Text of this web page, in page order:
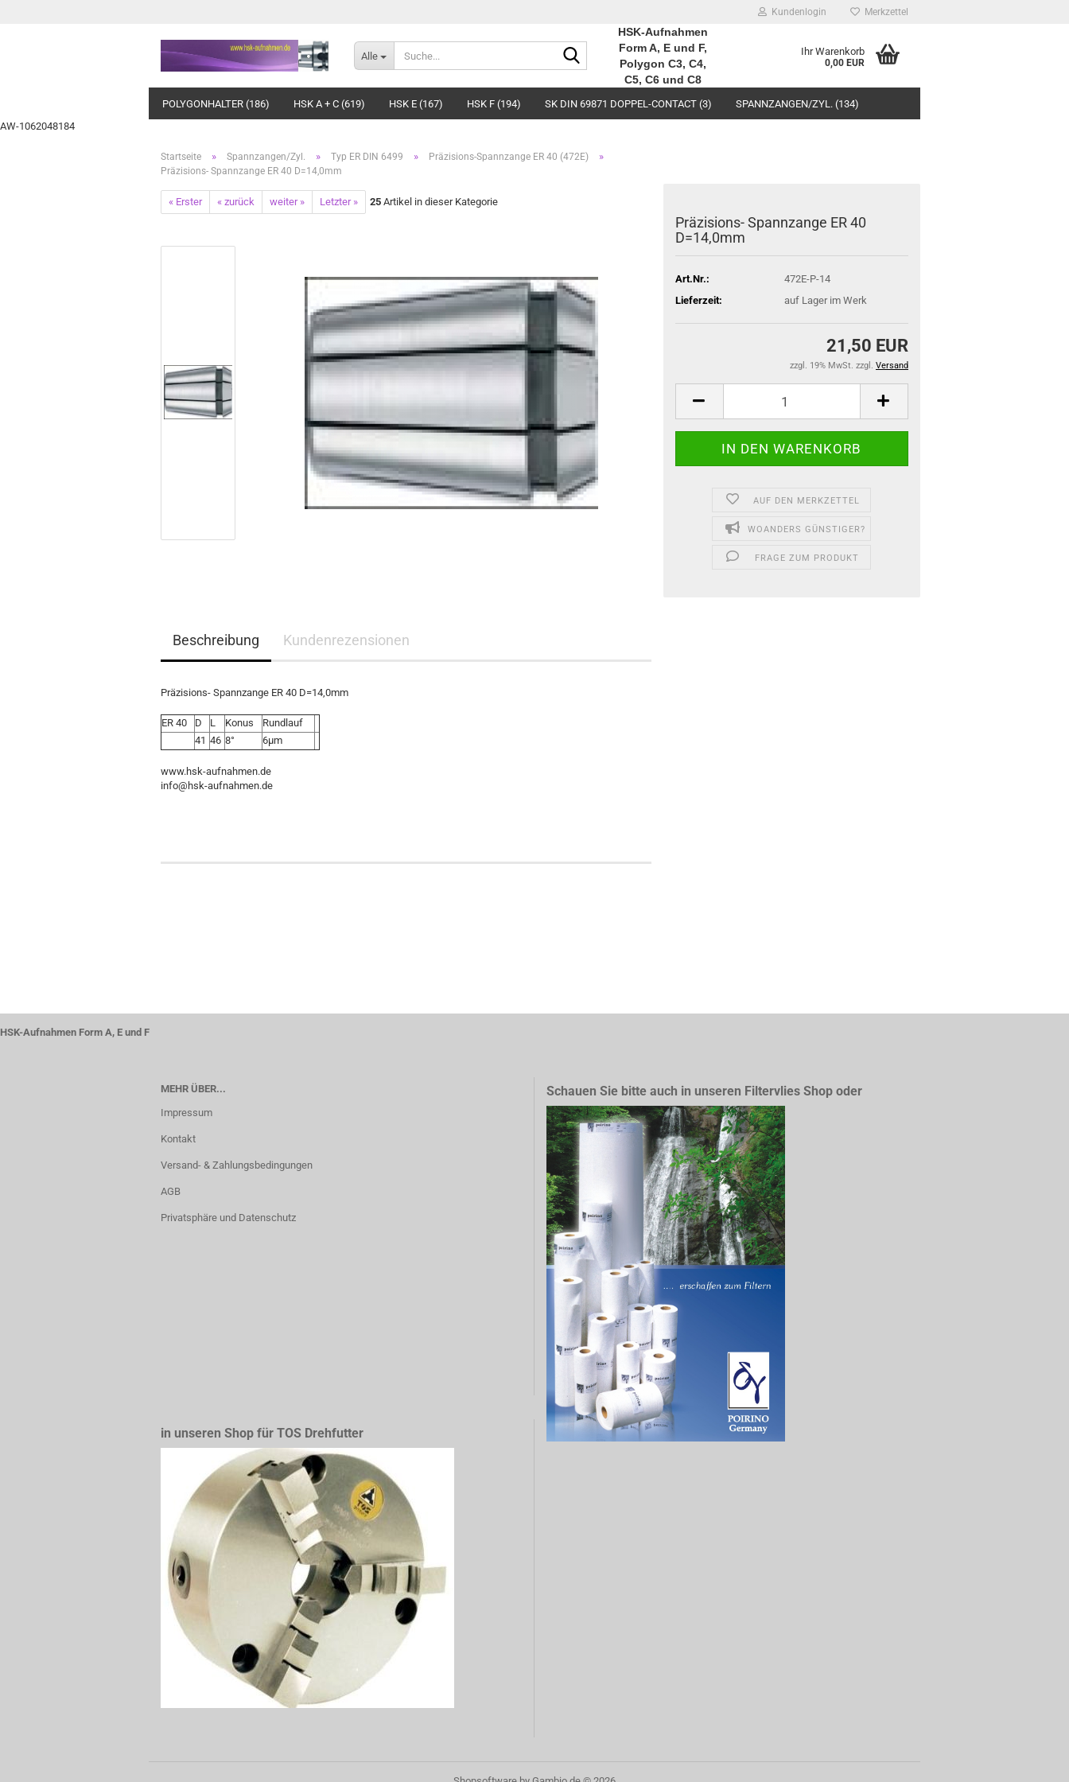
AW-1062048184
Kundenlogin Merkzettel
Alle
Suche...
HSK-Aufnahmen
Form A, E und F,
Polygon C3, C4,
C5, C6 und C8
Ihr Warenkorb
0,00 EUR
POLYGONHALTER (186) HSK A + C (619) HSK E (167) HSK F (194) SK DIN 69871 DOPPEL-CONTACT (3) SPANNZANGEN/ZYL. (134)
Startseite » Spannzangen/Zyl. » Typ ER DIN 6499 » Präzisions-Spannzange ER 40 (472E) »
Präzisions- Spannzange ER 40 D=14,0mm
« Erster « zurück weiter » Letzter » 25 Artikel in dieser Kategorie
Präzisions- Spannzange ER 40
D=14,0mm
Art.Nr.:
472E-P-14
Lieferzeit:
auf Lager im Werk
21,50 EUR
zzgl. 19% MwSt. zzgl. Versand
AUF DEN MERKZETTEL
WOANDERS GÜNSTIGER?
FRAGE ZUM PRODUKT
Beschreibung Kundenrezensionen
Präzisions- Spannzange ER 40 D=14,0mm
ER 40 D L Konus
Rundlauf
41 46 8° 6µm
www.hsk-aufnahmen.de
info@hsk-aufnahmen.de
HSK-Aufnahmen Form A, E und F
MEHR ÜBER...
Impressum
Kontakt
Versand- & Zahlungsbedingungen
AGB
Privatsphäre und Datenschutz
Schauen Sie bitte auch in unseren Filtervlies Shop oder
in unseren Shop für TOS Drehfutter